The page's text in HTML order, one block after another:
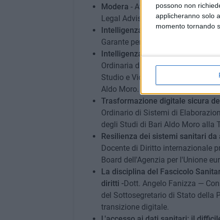
possono non
applicheranno solo
momento tornando
Modera - Avv. Massimiliano
Legal Advisor
Intelligenza Artificiale in Sanità-
Garante per la protezione dei dati
Intelligenza artificiale e dignità
Ordinaria di Diritto ecclesiastico,
Studio e Vicedirettrice del
Aldo Moro.
Trasformazione digitale sicura
Ordinario di Sistemi di
degli Studi di Bari Aldo Moro alla
Resilienza dei sistemi sanitari
Docente di Diritto internazionale
Board dell'Agenzia per l'Unione
La disciplina del Fascicolo
diritti -Dott. Angelo Fanizza —
del Sottosegretario di Stato della
transizione digitale.